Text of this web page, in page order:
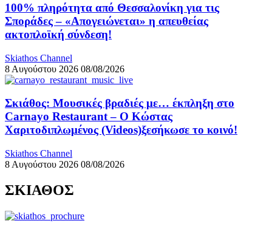
100% πληρότητα από Θεσσαλονίκη για τις
Σποράδες – «Απογειώνεται» η απευθείας
ακτοπλοϊκή σύνδεση!
Skiathos Channel
8 Αυγούστου 2026 08/08/2026
Σκιάθος: Μουσικές βραδιές με… έκπληξη στο
Carnayo Restaurant – Ο Κώστας
Χαριτοδιπλωμένος (Videos)ξεσήκωσε το κοινό!
Skiathos Channel
8 Αυγούστου 2026 08/08/2026
ΣΚΙΑΘΟΣ